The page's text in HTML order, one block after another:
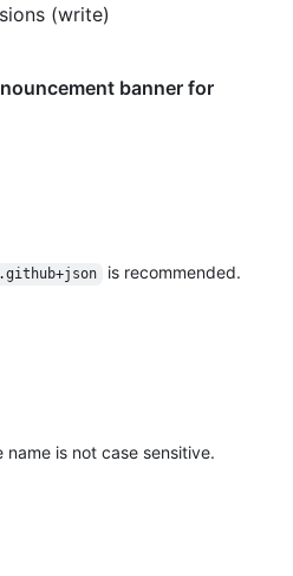
(write)
banner for
is recommended.
is not case sensitive.